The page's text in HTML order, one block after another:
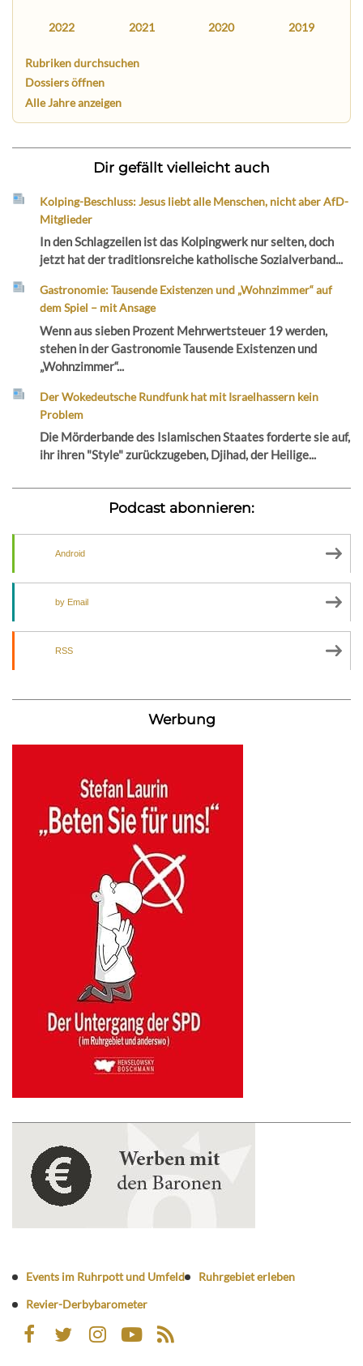
2022 2021 2020 2019
Rubriken durchsuchen
Dossiers öffnen
Alle Jahre anzeigen
Dir gefällt vielleicht auch
Kolping-Beschluss: Jesus liebt alle Menschen, nicht aber AfD-
Mitglieder
In den Schlagzeilen ist das Kolpingwerk nur selten, doch
jetzt hat der traditionsreiche katholische Sozialverband...
Gastronomie: Tausende Existenzen und „Wohnzimmer“ auf
dem Spiel – mit Ansage
Wenn aus sieben Prozent Mehrwertsteuer 19 werden,
stehen in der Gastronomie Tausende Existenzen und
„Wohnzimmer“...
Der Wokedeutsche Rundfunk hat mit Israelhassern kein
Problem
Die Mörderbande des Islamischen Staates forderte sie auf,
ihr ihren "Style" zurückzugeben, Djihad, der Heilige...
Podcast abonnieren:
Android
by Email
RSS
Werbung
Events im Ruhrpott und Umfeld
Ruhrgebiet erleben
Revier-Derbybarometer